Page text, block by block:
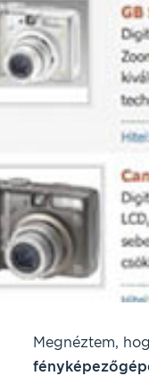
Megnéztem,